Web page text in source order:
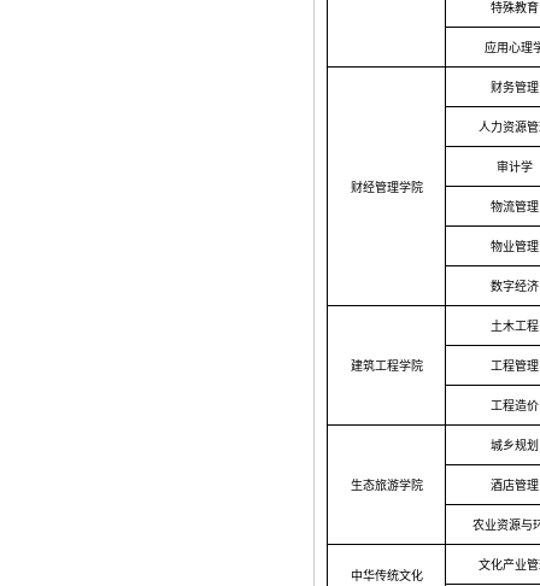
特殊教育
应用心理
财经管理学院
财务管理
人力资源
审计学
物流管理
物业管理
数字经济
建筑工程学院
土木工程
工程管理
工程造价
生态旅游学院
城乡规划
酒店管理
农业资源与
中华传统文化
文化产业